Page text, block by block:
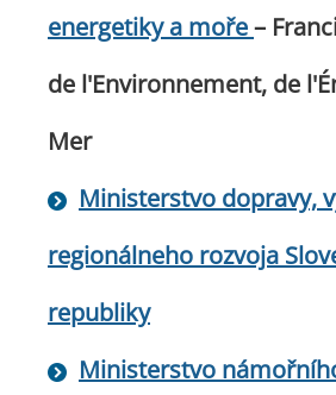
energetiky a moře–
de l'Environnement, de
Mer
Ministerstvo dopravy,
regionálneho rozvoja
republiky
Ministerstvo